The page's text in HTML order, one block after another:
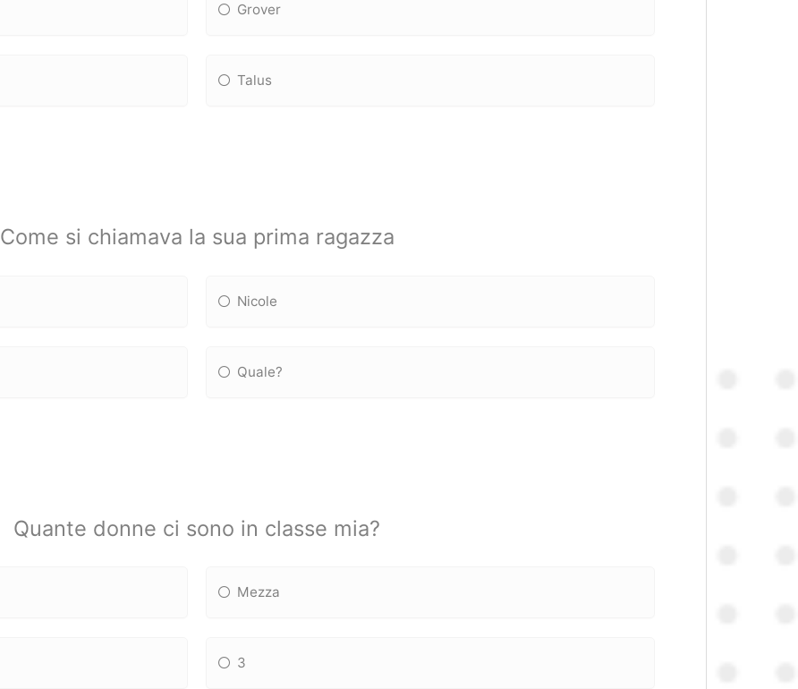
Grover
Talus
Come si chiamava la sua prima ragazza
Nicole
Quale?
Quante donne ci sono in classe mia?
Mezza
3